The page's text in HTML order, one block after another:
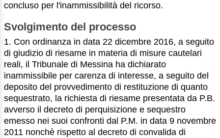
concluso per l'inammissibilità del ricorso.
Svolgimento del processo
1. Con ordinanza in data 22 dicembre 2016, a seguito
di giudizio di riesame in materia di misure cautelari
reali, il Tribunale di Messina ha dichiarato
inammissibile per carenza di interesse, a seguito del
deposito del provvedimento di restituzione di quanto
sequestrato, la richiesta di riesame presentata da P.B.
avverso il decreto di perquisizione e sequestro
emesso nei suoi confronti dal P.M. in data 9 novembre
2011 nonchè rispetto al decreto di convalida di